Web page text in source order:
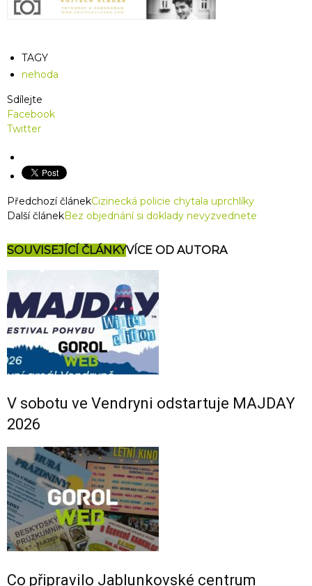
TAGY
nehoda
Sdílejte
Facebook
Twitter
Předchozí článekCizinecká policie chytala uprchlíky
Další článekBez objednání si doklady nevyzvednete
SOUVISEJÍCÍ ČLÁNKYVÍCE OD AUTORA
V sobotu ve Vendryni odstartuje MAJDAY
2026
Co připravilo Jablunkovské centrum